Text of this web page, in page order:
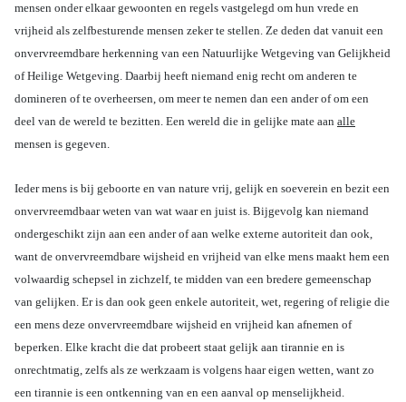
mensen onder elkaar gewoonten en regels vastgelegd om hun vrede en
vrijheid als zelfbesturende mensen zeker te stellen. Ze deden dat vanuit een
onvervreemdbare herkenning van een Natuurlijke Wetgeving van Gelijkheid
of Heilige Wetgeving. Daarbij heeft niemand enig recht om anderen te
domineren of te overheersen, om meer te nemen dan een ander of om een
deel van de wereld te bezitten. Een wereld die in gelijke mate aan alle
mensen is gegeven.
Ieder mens is bij geboorte en van nature vrij, gelijk en soeverein en bezit een
onvervreemdbaar weten van wat waar en juist is. Bijgevolg kan niemand
ondergeschikt zijn aan een ander of aan welke externe autoriteit dan ook,
want de onvervreemdbare wijsheid en vrijheid van elke mens maakt hem een
volwaardig schepsel in zichzelf, te midden van een bredere gemeenschap
van gelijken. Er is dan ook geen enkele autoriteit, wet, regering of religie die
een mens deze onvervreemdbare wijsheid en vrijheid kan afnemen of
beperken. Elke kracht die dat probeert staat gelijk aan tirannie en is
onrechtmatig, zelfs als ze werkzaam is volgens haar eigen wetten, want zo
een tirannie is een ontkenning van en een aanval op menselijkheid.